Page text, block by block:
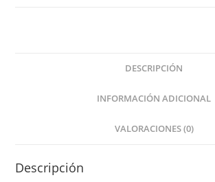
DESCRIPCIÓN
INFORMACIÓN ADICIONAL
VALORACIONES (0)
Descripción